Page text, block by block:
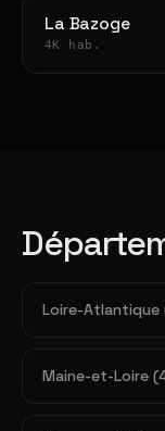
La Bazoge
4K hab.
Loire-Atlantique
Maine-et-Loire